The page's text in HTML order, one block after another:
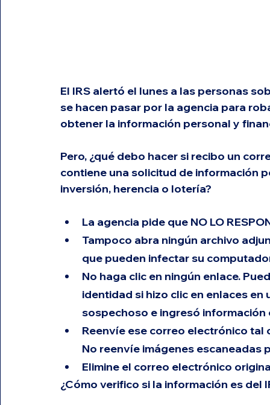
El IRS alertó el lunes a las personas
se hacen pasar por la agencia para
obtener la información personal y
Pero, ¿qué debo hacer si recibo un
contiene una solicitud de información
inversión, herencia o lotería?
La agencia pide que NO LO
Tampoco abra ningún archivo
que pueden infectar su
No haga clic en ningún enlace.
identidad si hizo clic en enlaces
sospechoso e ingresó información
Reenvíe ese correo electrónico tal
No reenvíe imágenes escaneadas
Elimine el correo electrónico
¿Cómo verifico si la información es del